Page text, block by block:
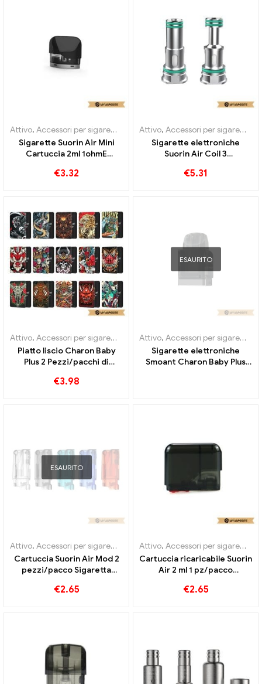
Attivo, Accessori per sigarette elettroniche ,Evaporatore
Sigarette Suorin Air Mini
Cartuccia 2ml 1ohmE
€3.32
Attivo, Accessori per sigarette elettroniche
Sigarette elettroniche
Suorin Air Coil 3
Personalizzato
€5.31
Attivo, Accessori per sigarette elettroniche ,Evaporatore
Piatto liscio Charon Baby
Plus 2 Pezzi/pacchi di
all'ingrosso丨Personalizzato
€3.98
ESAURITO
Attivo, Accessori per sigarette elettroniche
Sigarette elettroniche
Smoant Charon Baby Plus
ESAURITO
Attivo, Accessori per sigarette elettroniche ,Mod,Evaporatore
Cartuccia Suorin Air Mod 2
pezzi/pacco Sigaretta
Personalizzato
€2.65
Attivo, Accessori per sigarette elettroniche
Cartuccia ricaricabile Suorin
Air 2 ml 1 pz/pacco
all'ingrosso丨Personalizzato
€2.65